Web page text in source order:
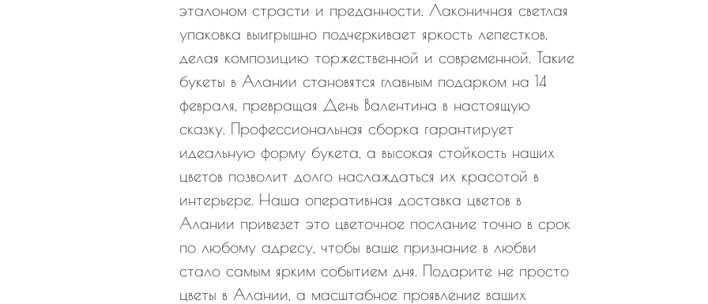
эталоном страсти и преданности. Лаконичная светлая
упаковка выигрышно подчеркивает яркость лепестков,
делая композицию торжественной и современной. Такие
букеты в Алании становятся главным подарком на 14
февраля, превращая День Валентина в настоящую
сказку. Профессиональная сборка гарантирует
идеальную форму букета, а высокая стойкость наших
цветов позволит долго наслаждаться их красотой в
интерьере. Наша оперативная доставка цветов в
Алании привезет это цветочное послание точно в срок
по любому адресу, чтобы ваше признание в любви
стало самым ярким событием дня. Подарите не просто
цветы в Алании, а масштабное проявление ваших